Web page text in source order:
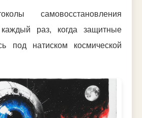
самовосстановления
каждый раз, когда защитные
под натиском космической